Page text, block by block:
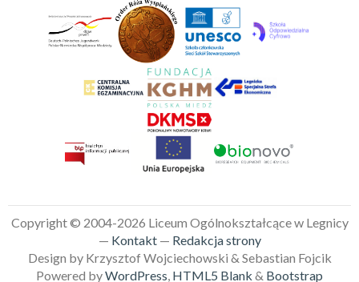
Copyright © 2004-2026 Liceum Ogólnokształcące w Legnicy
— Kontakt— Redakcja strony
Design by Krzysztof Wojciechowski & Sebastian Fojcik
Powered byWordPress, HTML5 Blank & Bootstrap